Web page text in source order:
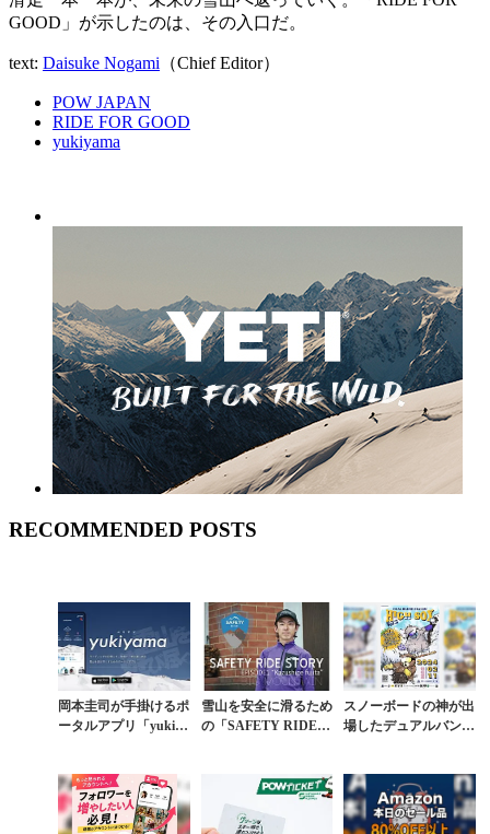
GOOD」が示したのは、その入口だ。
text: Daisuke Nogami （Chief Editor）
POW JAPAN
RIDE FOR GOOD
yukiyama
RECOMMENDED POSTS
岡本圭司が手掛けるポ
ータルアプリ「yukiya
雪山を安全に滑るため
の「SAFETY RIDEプ
スノーボードの神が出
場したデュアルバンク